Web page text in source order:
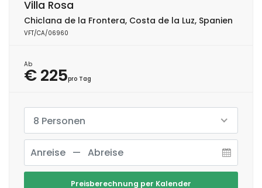
Villa Rosa
Chiclana de la Frontera, Costa de la Luz, Spanien
VFT/CA/06960
Ab
€ 225pro Tag
8 Personen
Preisberechnung per Kalender